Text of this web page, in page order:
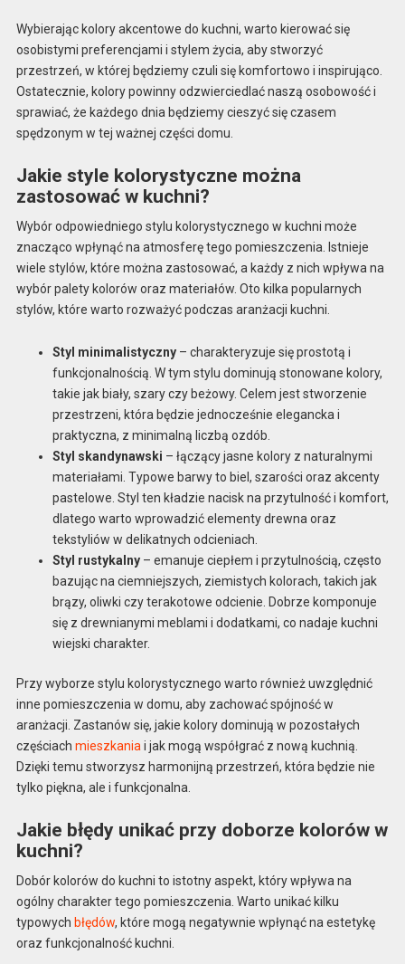
Wybierając kolory akcentowe do kuchni, warto kierować się
osobistymi preferencjami i stylem życia, aby stworzyć
przestrzeń, w której będziemy czuli się komfortowo i inspirująco.
Ostatecznie, kolory powinny odzwierciedlać naszą osobowość i
sprawiać, że każdego dnia będziemy cieszyć się czasem
spędzonym w tej ważnej części domu.
Jakie style kolorystyczne można
zastosować w kuchni?
Wybór odpowiedniego stylu kolorystycznego w kuchni może
znacząco wpłynąć na atmosferę tego pomieszczenia. Istnieje
wiele stylów, które można zastosować, a każdy z nich wpływa na
wybór palety kolorów oraz materiałów. Oto kilka popularnych
stylów, które warto rozważyć podczas aranżacji kuchni.
Styl minimalistyczny– charakteryzuje się prostotą i
funkcjonalnością. W tym stylu dominują stonowane kolory,
takie jak biały, szary czy beżowy. Celem jest stworzenie
przestrzeni, która będzie jednocześnie elegancka i
praktyczna, z minimalną liczbą ozdób.
Styl skandynawski – łączący jasne kolory z naturalnymi
materiałami. Typowe barwy to biel, szarości oraz akcenty
pastelowe. Styl ten kładzie nacisk na przytulność i komfort,
dlatego warto wprowadzić elementy drewna oraz
tekstyliów w delikatnych odcieniach.
Styl rustykalny– emanuje ciepłem i przytulnością, często
bazując na ciemniejszych, ziemistych kolorach, takich jak
brązy, oliwki czy terakotowe odcienie. Dobrze komponuje
się z drewnianymi meblami i dodatkami, co nadaje kuchni
wiejski charakter.
Przy wyborze stylu kolorystycznego warto również uwzględnić
inne pomieszczenia w domu, aby zachować spójność w
aranżacji. Zastanów się, jakie kolory dominują w pozostałych
częściach mieszkania i jak mogą współgrać z nową kuchnią.
Dzięki temu stworzysz harmonijną przestrzeń, która będzie nie
tylko piękna, ale i funkcjonalna.
Jakie błędy unikać przy doborze kolorów w
kuchni?
Dobór kolorów do kuchni to istotny aspekt, który wpływa na
ogólny charakter tego pomieszczenia. Warto unikać kilku
typowych błędów, które mogą negatywnie wpłynąć na estetykę
oraz funkcjonalność kuchni.